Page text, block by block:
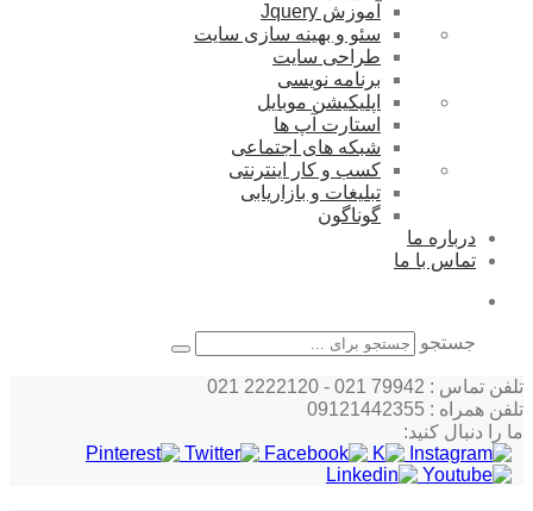
آموزش Jquery
سئو و بهینه سازی سایت
طراحی سایت
برنامه نویسی
اپلیکیشن موبایل
استارت آپ ها
شبکه های اجتماعی
کسب و کار اینترنتی
تبلیغات و بازاریابی
گوناگون
درباره ما
تماس با ما
جستجو
تلفن تماس : 79942 021 - 2222120 021
تلفن همراه : 09121442355
ما را دنبال کنید: